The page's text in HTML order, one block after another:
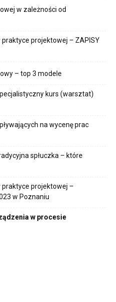
w zależności od
projektowej – ZAPISY
– top 3 modele
kurs (warsztat)
na wycenę prac
spłuczka – które
projektowej –
w Poznaniu
w procesie